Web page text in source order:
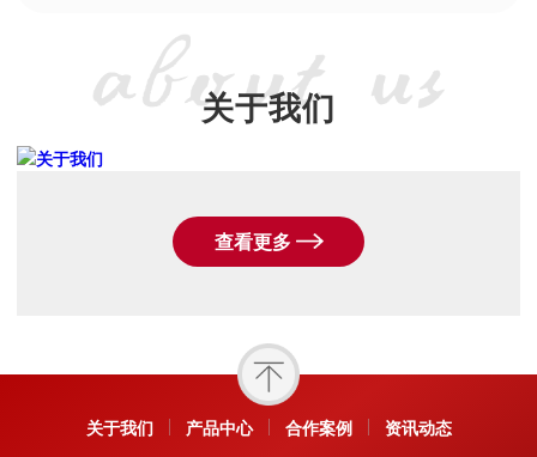
关于我们
查看更多
关于我们 产品中心 合作案例 资讯动态